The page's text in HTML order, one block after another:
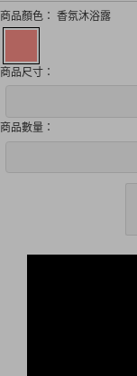
商品顏色： 香氛沐浴露
商品尺寸：
商品數量：